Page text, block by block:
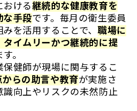
ける継続的な健康教育を
な手段です。毎月の衛生委員
を活用することで、 職場に
イムリーかつ継続的に提
。
保健師が現場に関与するこ
らの助言や教育が実施さ
識向上やリスクの未然防止